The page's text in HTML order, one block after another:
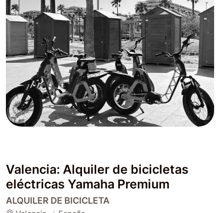
Valencia: Alquiler de bicicletas
eléctricas Yamaha Premium
ALQUILER DE BICICLETA